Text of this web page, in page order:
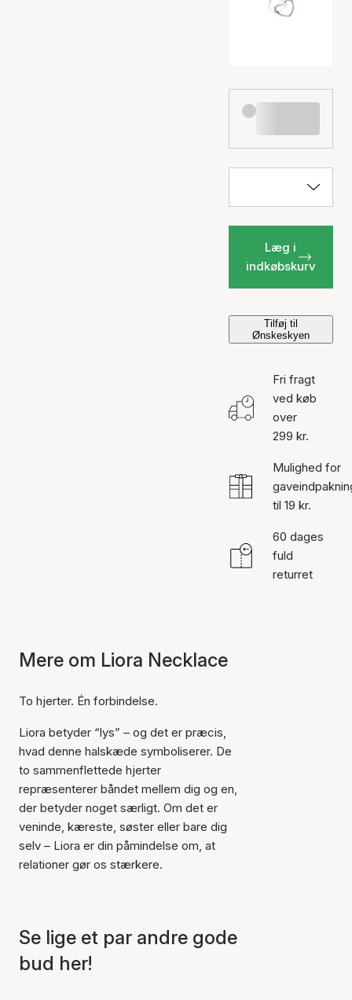
Læg i
indkøbskurv
Tilføj til
Ønskeskyen
Varen er tilføjet til kurven
Fri fragt
ved køb
over
299 kr.
Mulighed for
til 19 kr.
60 dages
fuld
returret
Mere om Liora Necklace
To hjerter. Én forbindelse.
Liora betyder “lys” – og det er præcis,
hvad denne halskæde symboliserer. De
to sammenflettede hjerter
repræsenterer båndet mellem dig og en,
der betyder noget særligt. Om det er
veninde, kæreste, søster eller bare dig
selv – Liora er din påmindelse om, at
relationer gør os stærkere.
Se lige et par andre gode
bud her!